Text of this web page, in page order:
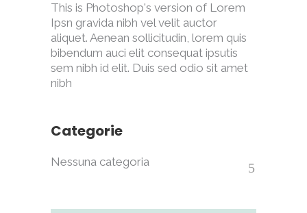
This is Photoshop's version of Lorem
Ipsn gravida nibh vel velit auctor
aliquet. Aenean sollicitudin, lorem quis
bibendum auci elit consequat ipsutis
sem nibh id elit. Duis sed odio sit amet
nibh
Categorie
Nessuna categoria